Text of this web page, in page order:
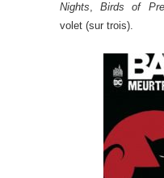
Nights,Birds of
volet (sur trois).